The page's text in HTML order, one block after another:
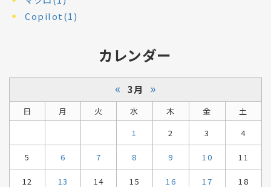
Copilot(1)
カレンダー
« 3月 »
日 月 火 水 木 金
土
1
2 3 4
5 6 7 8 9 10 11
12 13 14 15 16 17 18